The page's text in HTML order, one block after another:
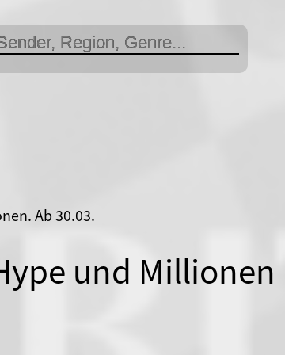
Ab 30.03.
und Millionen